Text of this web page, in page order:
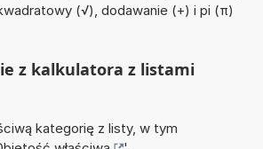
(√), dodawanie (+) i pi (π)
z kalkulatora z listami
kategorię z listy, w tym